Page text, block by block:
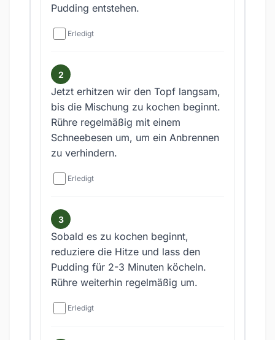
Pudding entstehen.
Erledigt
Jetzt erhitzen wir den Topf langsam,
bis die Mischung zu kochen beginnt.
Rühre regelmäßig mit einem
Schneebesen um, um ein Anbrennen
zu verhindern.
Erledigt
Sobald es zu kochen beginnt,
reduziere die Hitze und lass den
Pudding für 2-3 Minuten köcheln.
Rühre weiterhin regelmäßig um.
Erledigt